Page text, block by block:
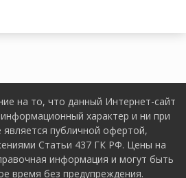
на то, что данный Интернет-сайт
характер и ни при
является публичной офертой,
Статьи 437 ГК РФ. Цены на
информация и могут быть
время без предупреждения.